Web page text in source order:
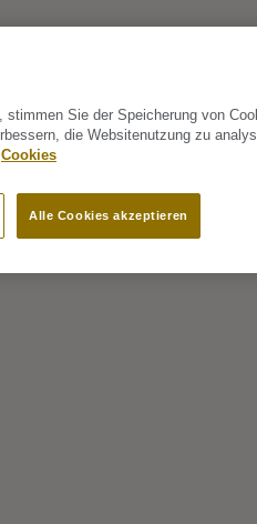
stimmen Sie der Speicherung von
die Websitenutzung zu
Cookies
Alle Cookies akzeptieren